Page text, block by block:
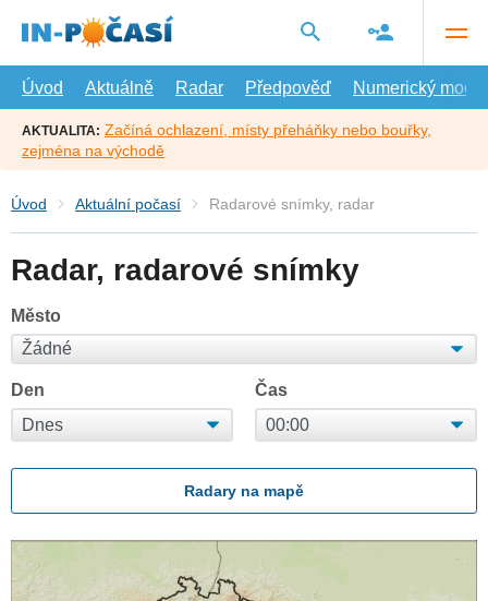
hlavní
Úvod
Aktuálně Radar Předpověď Numerický model
AKTUALITA: Začíná ochlazení, místy přeháňky nebo bouřky,
zejména na východě
Úvod Aktuální počasí Radarové snímky, radar
Radar, radarové snímky
Město
Den Čas
Radary na mapě